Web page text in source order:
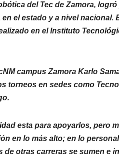
del Tec de Zamora,
el estado y a nivel nacional.
en el Instituto
campus Zamora Karlo
torneos en sedes como
esta para apoyarlos, pero
en lo más alto; en lo
otras carreras se sumen e